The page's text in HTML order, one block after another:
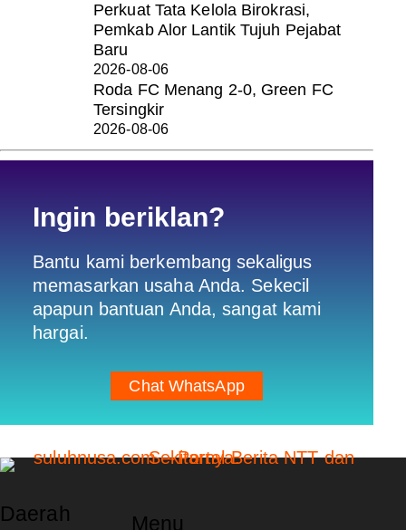
Perkuat Tata Kelola Birokrasi,
Pemkab Alor Lantik Tujuh Pejabat
Baru
2026-08-06
Roda FC Menang 2-0, Green FC
Tersingkir
2026-08-06
Ingin beriklan?
Bantu kami berkembang sekaligus
memasarkan usaha Anda. Sekecil
apapun bantuan Anda, sangat kami
hargai.
Chat WhatsApp
Daerah Menu